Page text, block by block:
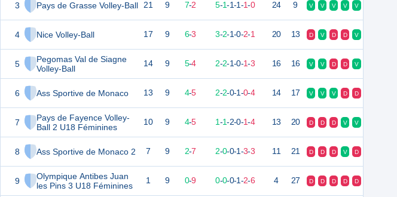
3 Pays de Grasse Volley-Ball
4 Nice Volley-Ball
5
Pegomas Val de Siagne
Volley-Ball
6 Ass Sportive de Monaco
7
Pays de Fayence Volley-
Ball 2 U18 Féminines
8 Ass Sportive de Monaco 2
9
Olympique Antibes Juan
les Pins 3 U18 Féminines
21 9 7-2 5-1-1-1-1-0 24 9 V V V V V
17 9 6-3 3-2-1-0-2-1 20 13 D V D D V
14 9 5-4 2-2-1-0-1-3 16 16 V V D D V
13 9 4-5 2-2-0-1-0-4 14 17 V V V D D
10 9 4-5 1-1-2-0-1-4 13 20 D D D V V
7 9 2-7 2-0-0-1-3-3 11 21 D D D V D
1 9 0-9 0-0-0-1-2-6 4 27 D D D D D